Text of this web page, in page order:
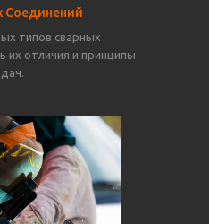
Соединений
типов сварных
их отличия и принципы